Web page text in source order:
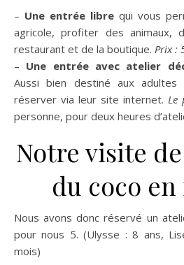
– Une entrée libre qui vous
agricole, profiter des animaux,
restaurant et de la boutique. Prix :
– Une entrée avec atelier
Aussi bien destiné aux adultes
réserver via leur site internet. Le
personne, pour deux heures
Notre visite
du coco
Nous avons donc réservé un
pour nous 5. (Ulysse : 8 ans,
mois)